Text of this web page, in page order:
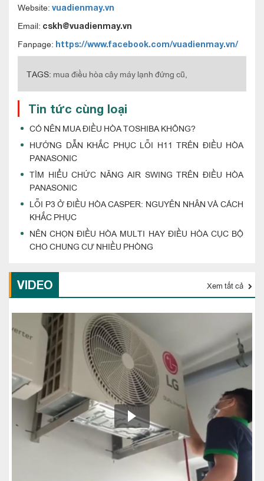
Website: vuadienmay.vn
Email: cskh@vuadienmay.vn
Fanpage: https://www.facebook.com/vuadienmay.vn/
TAGS: mua điều hòa cây máy lạnh đứng cũ,
Tin tức cùng loại
CÓ NÊN MUA ĐIỀU HÒA TOSHIBA KHÔNG?
HƯỚNG DẪN KHẮC PHỤC LỖI H11 TRÊN ĐIỀU HÒA
PANASONIC
TÌM HIỂU CHỨC NĂNG AIR SWING TRÊN ĐIỀU HÒA
PANASONIC
LỖI P3 Ở ĐIỀU HÒA CASPER: NGUYÊN NHÂN VÀ CÁCH
KHẮC PHỤC
NÊN CHỌN ĐIỀU HÒA MULTI HAY ĐIỀU HÒA CỤC BỘ
CHO CHUNG CƯ NHIỀU PHÒNG
VIDEO Xem tất cả